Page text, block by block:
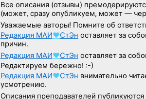
Все описания (отзывы)
(может, сразу опубликуем, может —
Уважаемые авторы! Помните об
Редакция МАИ♥СтЭн оставляет за
причин.
Редакция МАИ♥СтЭн оставляет за
Редактируем бережно! :-)
Редакция МАИ♥СтЭн внимательно
усмотрению.
Описания преподавателей